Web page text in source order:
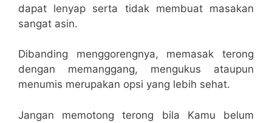
dapat lenyap serta tidak membuat masakan
sangat asin.
Dibanding menggorengnya, memasak terong
dengan memanggang, mengukus ataupun
menumis merupakan opsi yang lebih sehat.
Jangan memotong terong bila Kamu belum